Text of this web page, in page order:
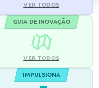
VER TODOS
GUIA DE INOVAÇÃO
VER TODOS
IMPULSIONA